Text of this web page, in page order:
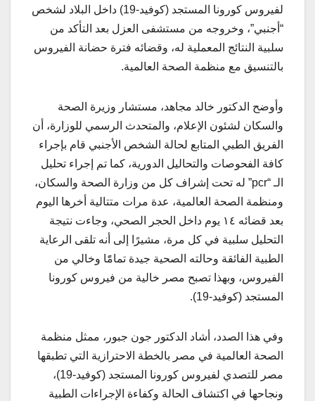
لفيروس كورونا المستجد (كوفيد-19) داخل البلاد لشخص
“أجنبي”، وخروجه من مستشفى العزل بعد التأكد من
سلبية النتائج المعملية له، وقضائه فترة حضانة الفيروس
بالتنسيق مع منظمة الصحة العالمية.
وأوضح الدكتور خالد مجاهد، مستشار وزيرة الصحة
والسكان لشئون الإعلام، والمتحدث الرسمي للوزارة، أن
الفريق الطبي المتابع لحالة الشخص الأجنبي قام بإجراء
كافة الفحوصات والتحاليل الدورية، كما تم إجراء تحليل
الـ “pcr” له تحت إشراف كل من وزارة الصحة والسكان،
ومنظمة الصحة العالمية، عدة مرات متتالية أخرها اليوم
بعد قضائه ١٤ يوم داخل الحجر الصحي، وجاءت نتيجة
التحليل سلبية في كل مرة، مشيرًا إلى أنه تلقى الرعاية
الطبية الفائقة وحالته الصحية جيدة تمامًًا وخالي من
الفيروس، وبهذا تصبح مصر خالية من فيروس كورونا
المستجد (كوفيد-19).
وفي هذا الصدد، أشاد الدكتور جون جبور، ممثل منظمة
الصحة العالمية في مصر بالخطة الاحترازية التي تطبقها
مصر للتصدي لفيروس كورونا المستجد (كوفيد-19)،
ونجاحها في اكتشاف الحالة وكفاءة الإجراءات الطبية